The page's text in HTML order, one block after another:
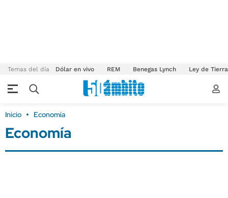
Temas del día Dólar en vivo REM Benegas Lynch Ley de
Inicio Economía
Economía